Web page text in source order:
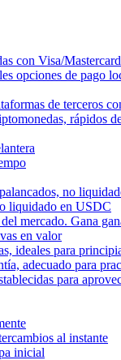
con Visa/Mastercard
opciones de pago
de terceros
rápidos
no
liquidado en USDC
mercado. Gana
en valor
ideales para
adecuado para
para
al instante
inicial